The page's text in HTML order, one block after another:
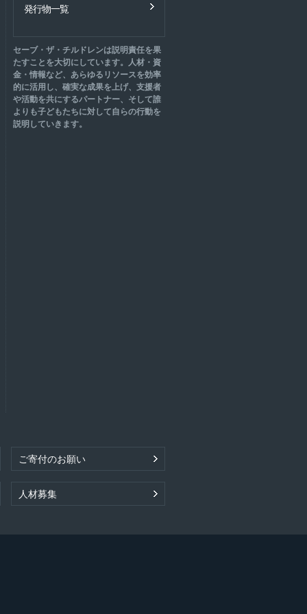
発行物一覧
セーブ・ザ・チルドレンは説明責任を果
たすことを大切にしています。人材・資
金・情報など、あらゆるリソースを効率
的に活用し、確実な成果を上げ、支援者
や活動を共にするパートナー、そして誰
よりも子どもたちに対して自らの行動を
説明していきます。
ご寄付のお願い
人材募集